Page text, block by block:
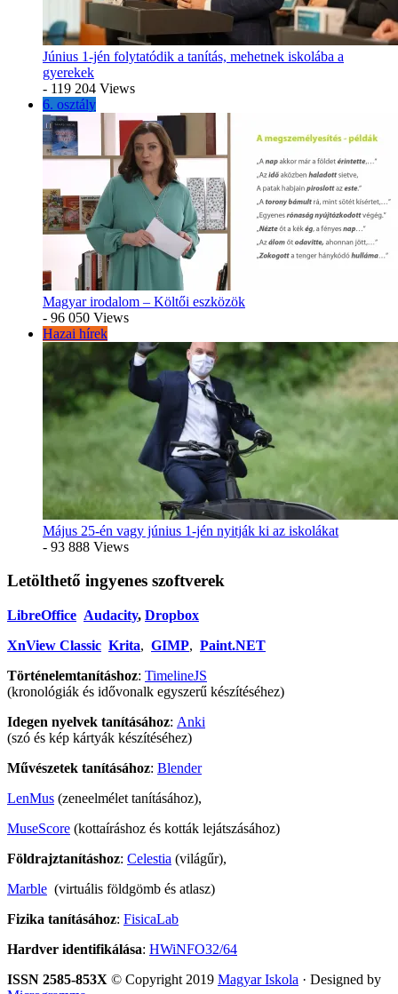
Június 1-jén folytatódik a tanítás, mehetnek iskolába a
gyerekek
- 119 204 Views
6. osztály
Magyar irodalom – Költői eszközök
- 96 050 Views
Hazai hírek
Május 25-én vagy június 1-jén nyitják ki az iskolákat
- 93 888 Views
Letölthető ingyenes szoftverek
LibreOffice Audacity, Dropbox
XnView Classic Krita, GIMP, Paint.NET
Történelemtanításhoz: TimelineJS
(kronológiák és idővonalk egyszerű készítéséhez)
Idegen nyelvek tanításához: Anki
(szó és kép kártyák készítéséhez)
Művészetek tanításához: Blender
LenMus (zeneelmélet tanításához),
MuseScore (kottaíráshoz és kották lejátszásához)
Földrajztanításhoz: Celestia (világűr),
Marble (virtuális földgömb és atlasz)
Fizika tanításához: FisicaLab
Hardver identifikálása: HWiNFO32/64
ISSN 2585-853X © Copyright 2019 Magyar Iskola · Designed by